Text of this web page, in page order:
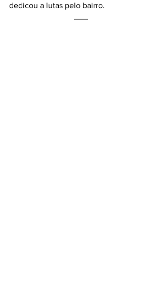
dedicou a lutas pelo bairro.